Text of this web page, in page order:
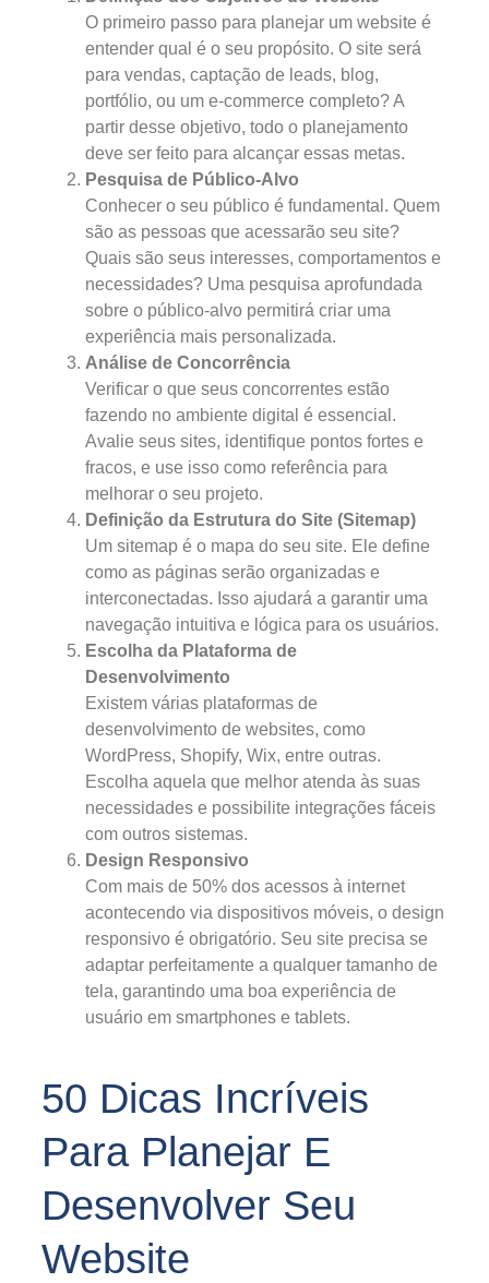
O primeiro passo para planejar um website é
entender qual é o seu propósito. O site será
para vendas, captação de leads, blog,
portfólio, ou um e-commerce completo? A
partir desse objetivo, todo o planejamento
deve ser feito para alcançar essas metas.
Pesquisa de Público-Alvo
Conhecer o seu público é fundamental. Quem
são as pessoas que acessarão seu site?
Quais são seus interesses, comportamentos e
necessidades? Uma pesquisa aprofundada
sobre o público-alvo permitirá criar uma
experiência mais personalizada.
Análise de Concorrência
Verificar o que seus concorrentes estão
fazendo no ambiente digital é essencial.
Avalie seus sites, identifique pontos fortes e
fracos, e use isso como referência para
melhorar o seu projeto.
Definição da Estrutura do Site (Sitemap)
Um sitemap é o mapa do seu site. Ele define
como as páginas serão organizadas e
interconectadas. Isso ajudará a garantir uma
navegação intuitiva e lógica para os usuários.
Escolha da Plataforma de
Desenvolvimento
Existem várias plataformas de
desenvolvimento de websites, como
WordPress, Shopify, Wix, entre outras.
Escolha aquela que melhor atenda às suas
necessidades e possibilite integrações fáceis
com outros sistemas.
Design Responsivo
Com mais de 50% dos acessos à internet
acontecendo via dispositivos móveis, o design
responsivo é obrigatório. Seu site precisa se
adaptar perfeitamente a qualquer tamanho de
tela, garantindo uma boa experiência de
usuário em smartphones e tablets.
50 Dicas Incríveis
Para Planejar E
Desenvolver Seu
Website